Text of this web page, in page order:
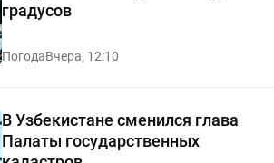
градусов
ПогодаВчера, 12:10
В Узбекистане сменился глава
Палаты государственных